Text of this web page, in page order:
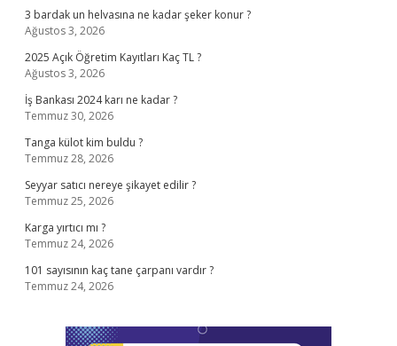
3 bardak un helvasına ne kadar şeker konur ?
Ağustos 3, 2026
2025 Açık Öğretim Kayıtları Kaç TL ?
Ağustos 3, 2026
İş Bankası 2024 karı ne kadar ?
Temmuz 30, 2026
Tanga külot kim buldu ?
Temmuz 28, 2026
Seyyar satıcı nereye şikayet edilir ?
Temmuz 25, 2026
Karga yırtıcı mı ?
Temmuz 24, 2026
101 sayısının kaç tane çarpanı vardır ?
Temmuz 24, 2026